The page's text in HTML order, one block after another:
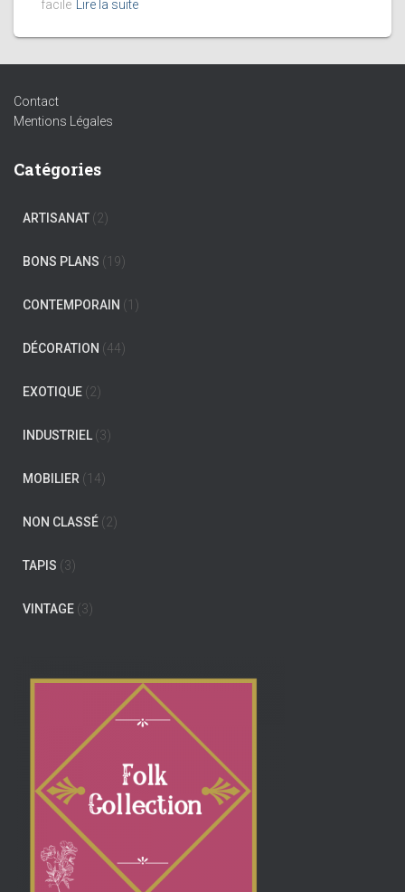
facile Lire la suite
Contact
Mentions Légales
Catégories
ARTISANAT (2)
BONS PLANS (19)
CONTEMPORAIN (1)
DÉCORATION (44)
EXOTIQUE (2)
INDUSTRIEL(3)
MOBILIER (14)
NON CLASSÉ (2)
TAPIS (3)
VINTAGE (3)